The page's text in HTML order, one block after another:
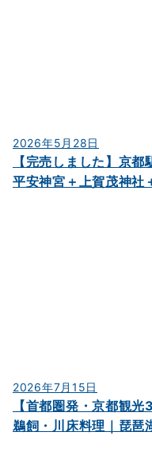
2026年5月28日
【完売しました】京
平安神宮＋上賀茂神社
2026年7月15日
【首都圏発・京都観
鵜飼・川床料理｜琵琶